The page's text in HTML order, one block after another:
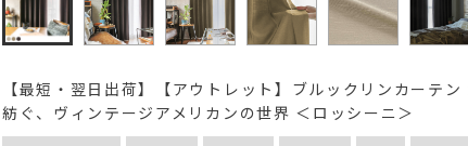
【最短・翌日出荷】【アウトレット】ブルックリンカーテン
紡ぐ、ヴィンテージアメリカンの世界 ＜ロッシーニ＞